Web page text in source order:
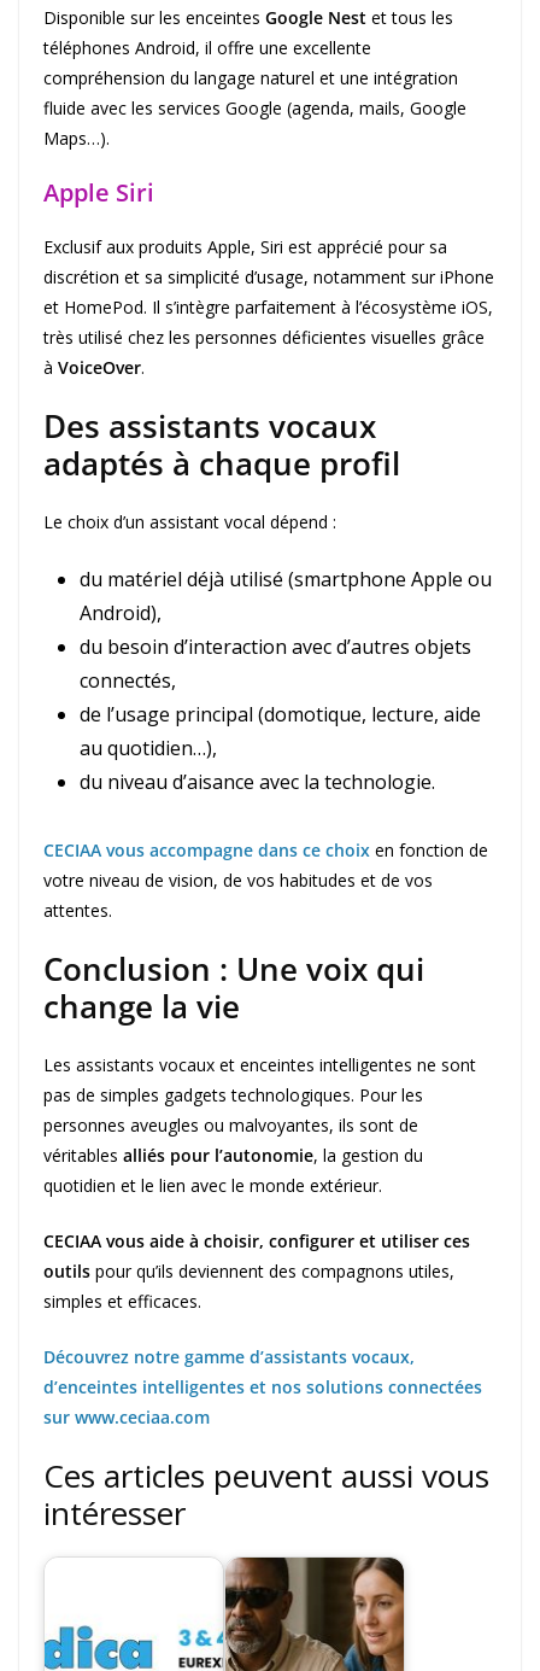
Disponible sur les enceintes Google Nest et tous les
téléphones Android, il offre une excellente
compréhension du langage naturel et une intégration
fluide avec les services Google (agenda, mails, Google
Maps…).
Apple Siri
Exclusif aux produits Apple, Siri est apprécié pour sa
discrétion et sa simplicité d’usage, notamment sur iPhone
et HomePod. Il s’intègre parfaitement à l’écosystème iOS,
très utilisé chez les personnes déficientes visuelles grâce
à VoiceOver.
Des assistants vocaux
adaptés à chaque profil
Le choix d’un assistant vocal dépend :
du matériel déjà utilisé (smartphone Apple ou
Android),
du besoin d’interaction avec d’autres objets
connectés,
de l’usage principal (domotique, lecture, aide
au quotidien…),
du niveau d’aisance avec la technologie.
CECIAA vous accompagne dans ce choix en fonction de
votre niveau de vision, de vos habitudes et de vos
attentes.
Conclusion : Une voix qui
change la vie
Les assistants vocaux et enceintes intelligentes ne sont
pas de simples gadgets technologiques. Pour les
personnes aveugles ou malvoyantes, ils sont de
véritables alliés pour l’autonomie, la gestion du
quotidien et le lien avec le monde extérieur.
CECIAA vous aide à choisir, configurer et utiliser ces
outils pour qu’ils deviennent des compagnons utiles,
simples et efficaces.
Découvrez notre gamme d’assistants vocaux,
d’enceintes intelligentes et nos solutions connectées
sur www.ceciaa.com
Ces articles peuvent aussi vous
intéresser